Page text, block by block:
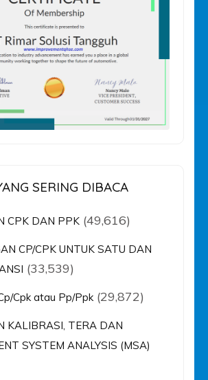
SERING DIBACA
CPK DAN PPK (49,616)
CP/CPK UNTUK SATU DAN
(33,539)
Cpk atau Pp/Ppk (29,872)
KALIBRASI, TERA DAN
SYSTEM ANALYSIS (MSA)